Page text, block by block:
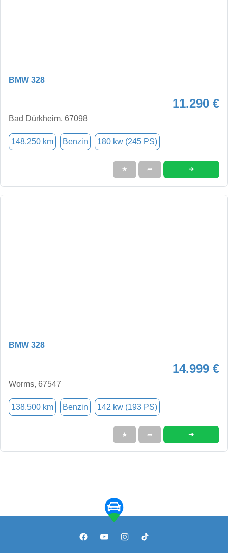
BMW 328
11.290 €
Bad Dürkheim, 67098
148.250 km Benzin 180 kw (245 PS)
★ ➦ ➜
BMW 328
14.999 €
Worms, 67547
138.500 km Benzin 142 kw (193 PS)
★ ➦ ➜